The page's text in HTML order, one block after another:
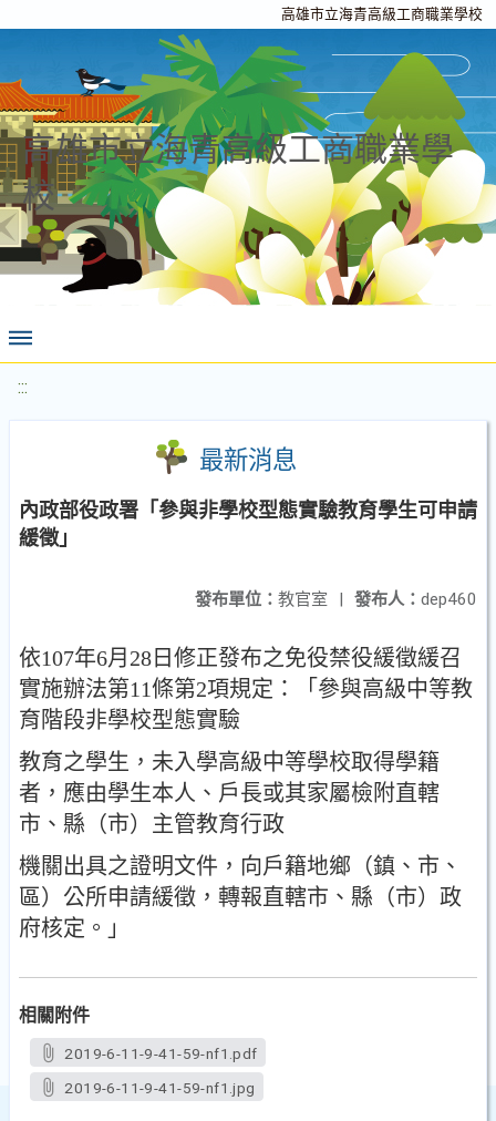
高雄市立海青高級工商職業學校
高雄市立海青高級工商職業學
校
:::
最新消息
內政部役政署「參與非學校型態實驗教育學生可申請
緩徵」
發布人： dep460
發布單位： 教官室 |
依107年6月28日修正發布之免役禁役緩徵緩召
實施辦法第11條第2項規定：「參與高級中等教
育階段非學校型態實驗
教育之學生，未入學高級中等學校取得學籍
者，應由學生本人、戶長或其家屬檢附直轄
市、縣（市）主管教育行政
機關出具之證明文件，向戶籍地鄉（鎮、市、
區）公所申請緩徵，轉報直轄市、縣（市）政
府核定。」
相關附件
2019-6-11-9-41-59-nf1.pdf
2019-6-11-9-41-59-nf1.jpg